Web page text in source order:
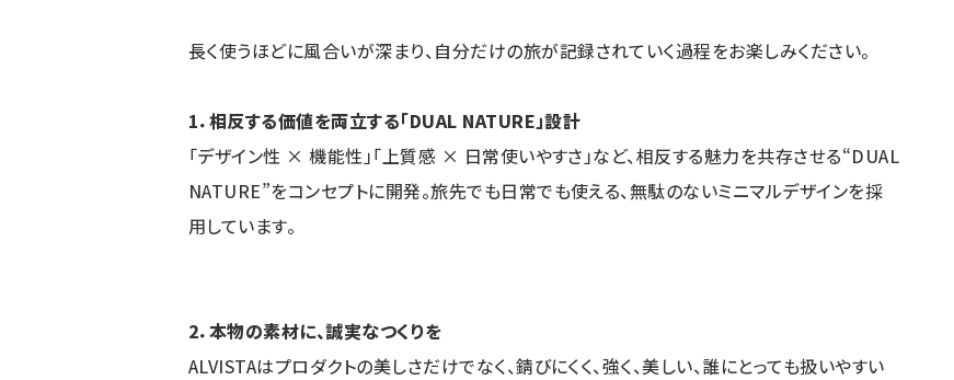
長く使うほどに風合いが深まり、自分だけの旅が記録されていく過程をお楽しみください。
1．相反する価値を両立する「DUAL NATURE」設計
「デザイン性 × 機能性」「上質感 × 日常使いやすさ」など、相反する魅力を共存させる“DUAL
NATURE”をコンセプトに開発。旅先でも日常でも使える、無駄のないミニマルデザインを採
用しています。
2．本物の素材に、誠実なつくりを
ALVISTAはプロダクトの美しさだけでなく、錆びにくく、強く、美しい、誰にとっても扱いやすい